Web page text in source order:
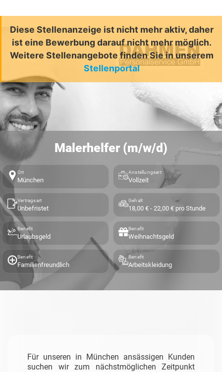
Diese Stellenanzeige ist nicht mehr aktiv, daher
ist eine Bewerbung darauf nicht mehr möglich.
Weitere Stellenangebote finden Sie in unserem
Stellenportal
Malerhelfer (m/w/d)
Ort
München
Anstellungsart
Vollzeit
Vertragsart
Unbefristet
Gehalt
18,00 € - 22,00 € pro Stunde
Benefit
Urlaubsgeld
Benefit
Weihnachtsgeld
Benefit
Familienfreundlich
Benefit
Arbeitskleidung
Für unseren in München ansässigen Kunden
suchen wir zum nächstmöglichen Zeitpunkt